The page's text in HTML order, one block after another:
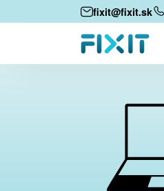
fixit@fixit.sk